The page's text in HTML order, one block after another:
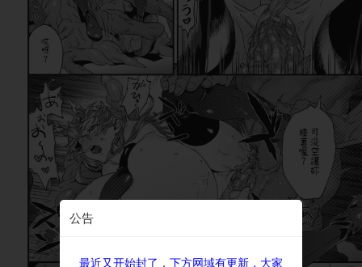
公告
最近又开始封了，下方网域有更新，大家